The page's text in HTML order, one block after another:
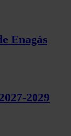
Enagás
2029